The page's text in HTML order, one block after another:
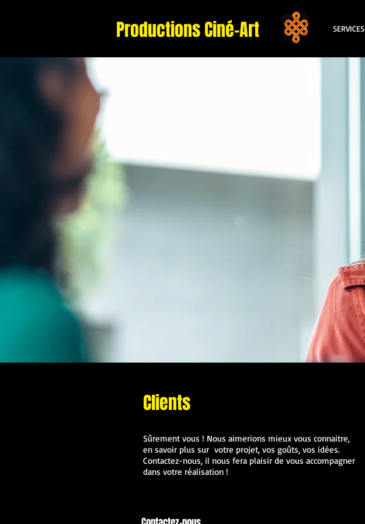
SERVICES
Productions Ciné-Art
Clients
Sûrement vous ! Nous aimerions mieux vous connaitre,
en savoir plus sur votre projet, vos goûts, vos idées.
Contactez-nous, il nous fera plaisir de vous accompagner
dans votre réalisation !